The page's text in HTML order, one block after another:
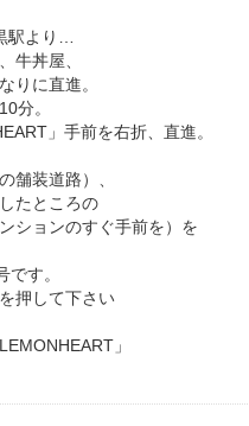
駅より…
牛丼屋、
りに直進。
分。
」手前を右折、直進。
舗装道路）、
たところの
ションのすぐ手前を）を
す。
押して下さい
」